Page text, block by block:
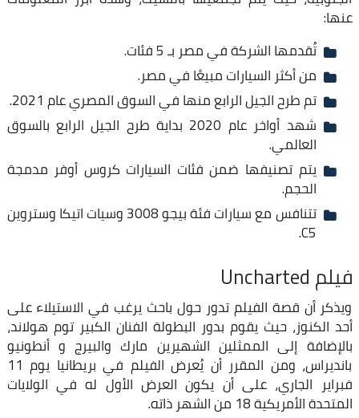
عنها:
تُقدمها الشركة في مصر بـ 5 فئات.
من أكثر السيارات مبيعًا في مصر.
تم طرح الجيل الرابع منها في السوق المصري عام 2021.
شهد أواخر عام 2020 بداية طرح الجيل الرابع بالسوق
العالمي.
يتم تصنيفها ضمن فئات السيارات كروس أوفر مدمجة
الحجم.
تتنافس مع سيارات فئة بيجو 3008 وسيات اتيكا وستروين
C5.
فيلم Uncharted
ويذكر أن قصة الفيلم تدور حول باحث يرغب في الاستيلاء على
أحد الكنوز، حيث يقوم بدور البطولة الفنان الكبير توم هولاند،
بالإضافة إلى الممثلين الشهيرين مارك والبيرج و أنطونيو
بانديراس، ومن المقرر أن يُعرض الفيلم في بريطانيا يوم 11
فبراير الجاري، على أن يكون العرض الأول له في الولايات
المتحدة الأمريكية 18 من الشهر ذاته.